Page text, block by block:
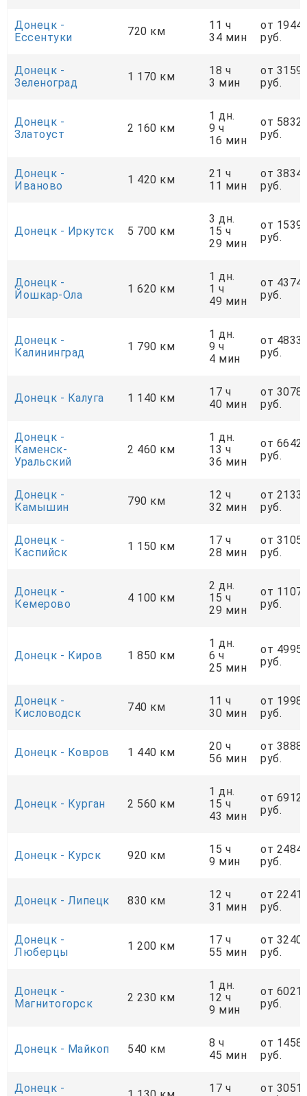
Донецк -
Ессентуки
720 км
11 ч
34 мин
от
руб.
Донецк -
Зеленоград
1 170 км
18 ч
3 мин
от
руб.
Донецк -
Златоуст
2 160 км
1 дн.
9 ч
16 мин
от
руб.
Донецк -
Иваново
1 420 км
21 ч
11 мин
от
руб.
Донецк - Иркутск 5 700 км
3 дн.
15 ч
29 мин
от
руб.
Донецк -
Йошкар-Ола
1 620 км
1 дн.
1 ч
49 мин
от
руб.
Донецк -
Калининград
1 790 км
1 дн.
9 ч
4 мин
от
руб.
Донецк - Калуга 1 140 км
17 ч
40 мин
от
руб.
Донецк -
Каменск-
Уральский
2 460 км
1 дн.
13 ч
36 мин
от
руб.
Донецк -
Камышин
790 км
12 ч
32 мин
от
руб.
Донецк -
Каспийск
1 150 км
17 ч
28 мин
от
руб.
Донецк -
Кемерово
4 100 км
2 дн.
15 ч
29 мин
от
руб.
Донецк - Киров 1 850 км
1 дн.
6 ч
25 мин
от
руб.
Донецк -
Кисловодск
740 км
11 ч
30 мин
от
руб.
Донецк - Ковров 1 440 км
20 ч
56 мин
от
руб.
Донецк - Курган 2 560 км
1 дн.
15 ч
43 мин
от
руб.
Донецк - Курск 920 км
15 ч
9 мин
от
руб.
Донецк - Липецк 830 км
12 ч
31 мин
от
руб.
Донецк -
Люберцы
1 200 км
17 ч
55 мин
от
руб.
Донецк -
Магнитогорск
2 230 км
1 дн.
12 ч
9 мин
от
руб.
Донецк - Майкоп 540 км
8 ч
45 мин
от
руб.
Донецк -
17 ч
от